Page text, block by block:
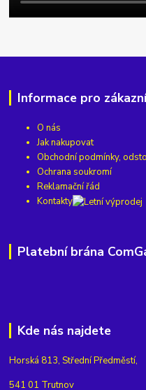
Informace pro
O nás
Jak nakupovat
Obchodní podmínky,
Ochrana soukromí
Reklamační řád
Kontakty
Platební brána
Kde nás najdete
Horská 813, Střední Předměstí,
541 01 Trutnov